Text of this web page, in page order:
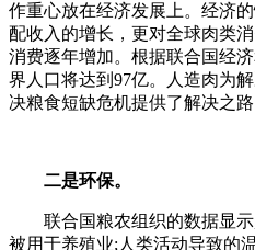
作重心放在经济发展上。经济
配收入的增长，更对全球肉类
消费逐年增加。根据联合国经
界人口将达到97亿。人造肉为
决粮食短缺危机提供了解决之路
二是环保。
联合国粮农组织的数据显示,
被用于养殖业;人类活动导致的